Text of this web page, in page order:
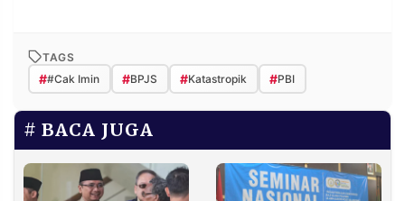
TAGS
##Cak Imin #BPJS #Katastropik #PBI
BACA JUGA